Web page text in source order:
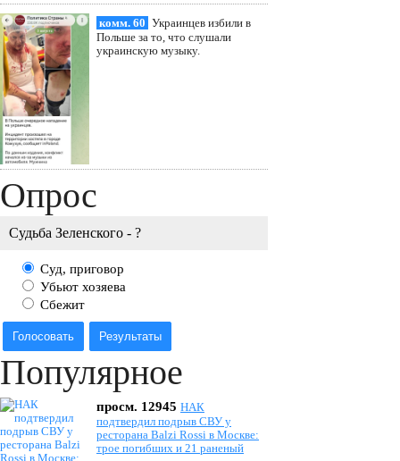
комм. 60 Украинцев избили в
Польше за то, что слушали
украинскую музыку.
Опрос
Судьба Зеленского - ?
Суд, приговор
Убьют хозяева
Сбежит
Голосовать Результаты
Популярное
просм. 12945 НАК
подтвердил подрыв СВУ у
ресторана Balzi Rossi в Москве:
трое погибших и 21 раненый